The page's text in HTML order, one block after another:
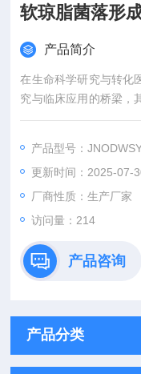
软琼脂菌落形
产品简介
在生命科学研究与转化
究与临床应用的桥梁，
值。吉奥蓝图（
机构、药企及医疗机构
分析与成果转化的一站
速创新成果落地。
产品型号：
更新时间：2025-07-
厂商性质：生产厂家
访问量：214
产品咨询
产品分类